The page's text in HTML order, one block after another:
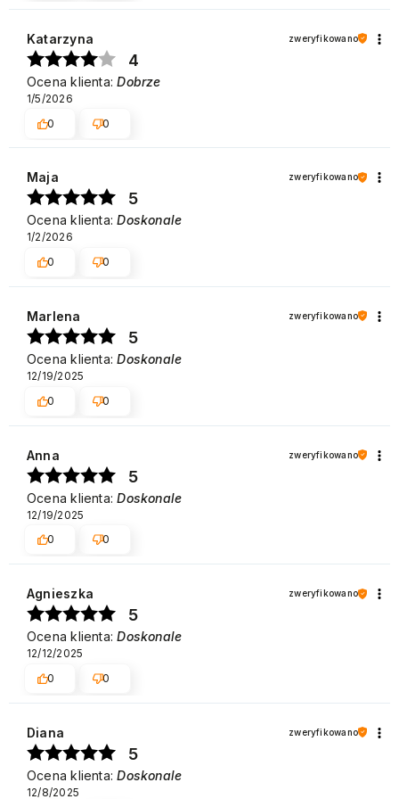
Katarzyna zweryfikowano
4
Ocena klienta:Dobrze
1/5/2026
0
0
Maja zweryfikowano
5
Ocena klienta:Doskonale
1/2/2026
0
0
Marlena zweryfikowano
5
Ocena klienta:Doskonale
12/19/2025
0
0
Anna zweryfikowano
5
Ocena klienta:Doskonale
12/19/2025
0
0
Agnieszka zweryfikowano
5
Ocena klienta:Doskonale
12/12/2025
0
0
Diana zweryfikowano
5
Ocena klienta:Doskonale
12/8/2025